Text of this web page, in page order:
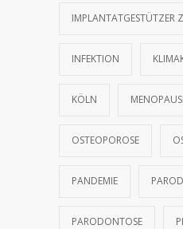
IMPLANTATGESTÜTZER
INFEKTION
KÖLN
OSTEOPOROSE
PANDEMIE
PARODONTOSE